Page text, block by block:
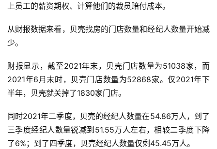
上员工的薪资期权、计算他们的裁员赔付成本。
从财报数据来看，贝壳找房的门店数量和经纪人数量开始减
少。
财报显示，截至2021年末，贝壳门店数量为51038家，而
2021年6月末时，贝壳门店数量为52868家。仅2021年下
半年，贝壳就关掉了1830家门店。
同时2021年二季度，贝壳的经纪人数量在54.86万人，到了
三季度经纪人数量锐减到51.55万人左右，相较二季度下降
了6%；到了四季度，贝壳经纪人数量仅剩45.45万人。